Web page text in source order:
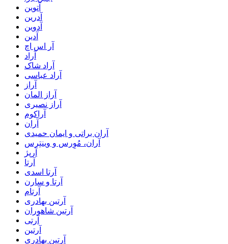
آتوین
آدرین
آدوین
آدین
آر اس اچ
آراد
آراد شاک
آراد عباسی
آراز
آراز المان
آراز نصیری
آراکوم
آران
آران براتی و ایمان حمیدی
آران، مُوِرس و وینتِرس
آرپژ
آرتا
آرتا اسدی
آرتا و سارن
آرتام
آرتبن بهادری
آرتين شاهوران
آرتی
آرتین
آرتین بهادری